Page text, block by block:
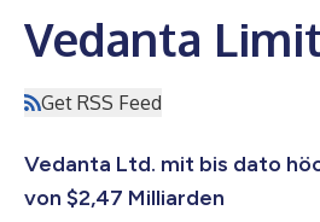
Vedanta
Get RSS Feed
Vedanta Ltd. mit bis dato
von $2,47 Milliarden